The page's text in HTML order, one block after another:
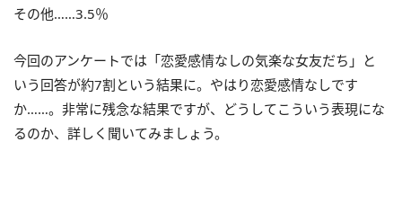
その他……3.5％
今回のアンケートでは「恋愛感情なしの気楽な女友だち」と
いう回答が約7割という結果に。やはり恋愛感情なしです
か……。非常に残念な結果ですが、どうしてこういう表現にな
るのか、詳しく聞いてみましょう。